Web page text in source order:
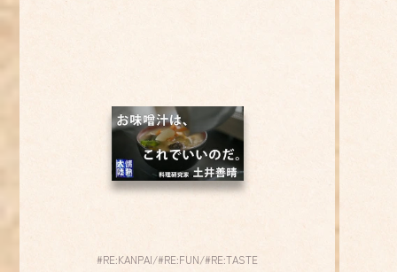
#RE:KANPAI/#RE:FUN/#RE:TASTE